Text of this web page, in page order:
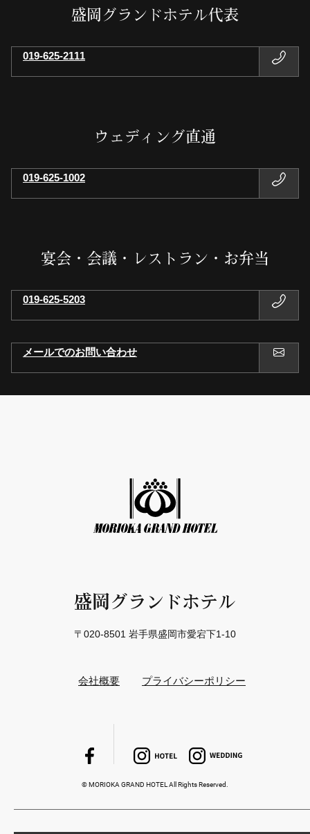
盛岡グランドホテル代表
019-625-2111
ウェディング直通
019-625-1002
宴会・会議・レストラン・お弁当
019-625-5203
メールでのお問い合わせ
盛岡グランドホテル
〒020-8501 岩手県盛岡市愛宕下1-10
会社概要 プライバシーポリシー
© MORIOKA GRAND HOTEL All Rights Reserved.